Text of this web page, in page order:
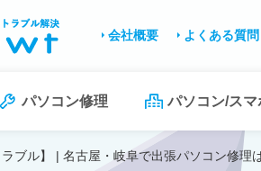
パソコン修理 パソコン/ス
会社概要 よくある質問
ラブル】 | 名古屋・岐阜で出張パソコン修理